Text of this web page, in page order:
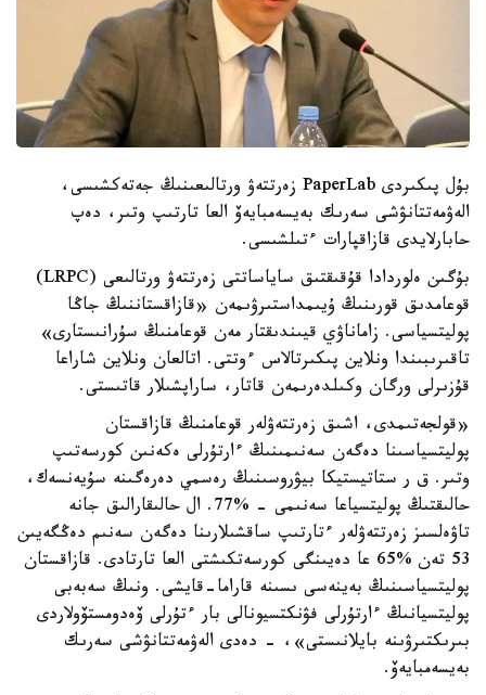
بۇل پىكىردى PaperLab زەرتتەۋ ورتالىعىنىڭ جەتەكشىسى،
الەۋمەتتانۋشى سەرىك بەيسەمبايەۆ العا تارتىپ وتىر، دەپ
حابارلايدى قازاقپارات ءتىلشىسى.
بۇگىن ەلوردادا قۇقىقتىق ساياساتتى زەرتتەۋ ورتالىعى (LRPC)
قوعامدىق قورىنىڭ ۇيىمداستىرۋىمەن «قازاقستاننىڭ جاڭا
پوليتسياسى. زاماناۋي قيىندىقتار مەن قوعامنىڭ سۇرانىستارى»
تاقىرىبىندا ونلاين پىكىرتالاس ءوتتى. اتالعان ونلاين شاراعا
قۇزىرلى ورگان وكىلدەرىمەن قاتار، ساراپشىلار قاتىستى.
«قولجەتىمدى، اشىق زەرتتەۋلەر قوعامنىڭ قازاقستان
پوليتسياسىنا دەگەن سەنىمىنىڭ ءارتۇرلى ەكەنىن كورسەتىپ
وتىر. ق ر ستاتيستيكا بيۋروسىنىڭ رەسمي دەرەگىنە سۇيەنسەك،
حالىقتىڭ پوليتسياعا سەنىمى - %77. ال حالىقارالىق جانە
تاۋەلسىز زەرتتەۋلەر ءتارتىپ ساقشىلارىنا دەگەن سەنىم دەڭگەيىن
53 تەن %65 عا دەيىنگى كورسەتكىشتى العا تارتادى. قازاقستان
پوليتسياسىنىڭ بەينەسى ىسىنە قاراما-قايشى. ونىڭ سەبەبى
پوليتسيانىڭ ءارتۇرلى فۋنكتسيونالى بار ءتۇرلى ۆەدومستۆولاردى
بىرىكتىرۋىنە بايلانىستى»، - دەدى الەۋمەتتانۋشى سەرىك
بەيسەمبايەۆ.